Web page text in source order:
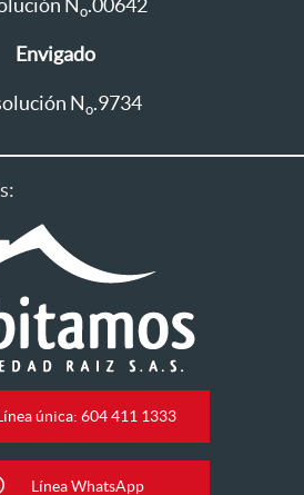
No.00642
Envigado
No.9734
única: 604 411 1333
Línea WhatsApp